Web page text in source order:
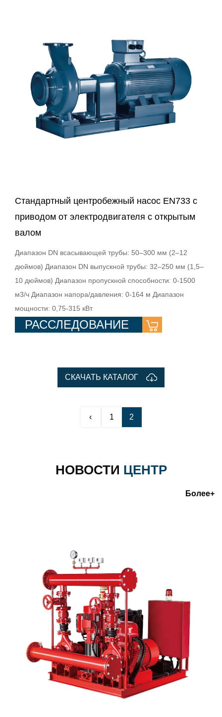
Стандартный центробежный насос EN733 с
приводом от электродвигателя с открытым
валом
Диапазон DN всасывающей трубы: 50–300 мм (2–12
дюймов) Диапазон DN выпускной трубы: 32–250 мм (1,5–
10 дюймов) Диапазон пропускной способности: 0-1500
м3/ч Диапазон напора/давления: 0-164 м Диапазон
мощности: 0,75-315 кВт
РАССЛЕДОВАНИЕ
СКАЧАТЬ КАТАЛОГ
‹ 1 2
НОВОСТИ ЦЕНТР
Более+